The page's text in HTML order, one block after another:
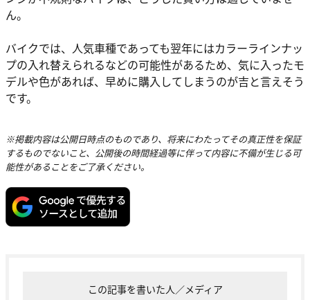
ん。
バイクでは、人気車種であっても翌年にはカラーラインナッ
プの入れ替えられるなどの可能性があるため、気に入ったモ
デルや色があれば、早めに購入してしまうのが吉と言えそう
です。
※掲載内容は公開日時点のものであり、将来にわたってその真正性を保証
するものでないこと、公開後の時間経過等に伴って内容に不備が生じる可
能性があることをご了承ください。
この記事を書いた人／メディア